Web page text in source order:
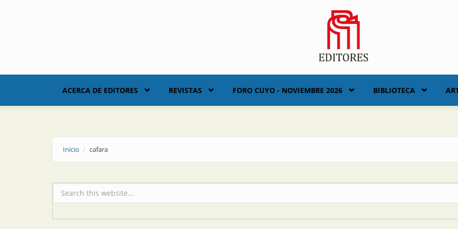
ACERCA DE EDITORES REVISTAS FORO CUYO - NOVIEMBRE 2026 BIBLIOTECA
Inicio cafara
Formulario de búsqueda